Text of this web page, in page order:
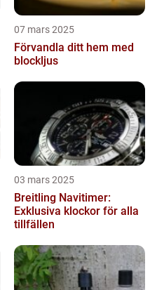
07 mars 2025
Förvandla ditt hem med
blockljus
03 mars 2025
Breitling Navitimer:
Exklusiva klockor för alla
tillfällen